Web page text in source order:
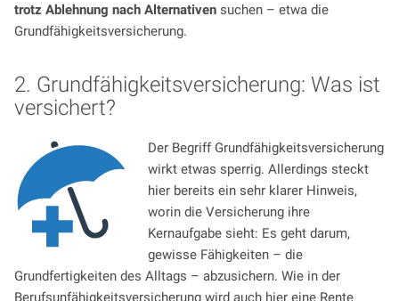
trotz Ablehnung nach Alternativensuchen – etwa die
Grundfähigkeitsversicherung.
2. Grundfähigkeitsversicherung: Was ist
versichert?
Der Begriff Grundfähigkeitsversicherung
wirkt etwas sperrig. Allerdings steckt
hier bereits ein sehr klarer Hinweis,
worin die Versicherung ihre
Kernaufgabe sieht: Es geht darum,
gewisse Fähigkeiten – die
Grundfertigkeiten des Alltags – abzusichern. Wie in der
Berufsunfähigkeitsversicherung wird auch hier eine Rente